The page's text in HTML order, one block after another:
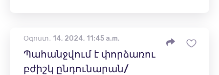
Օգոստ․ 14, 2024, 11:45 a.m.
Պահանջվում է փորձառու
բժիշկ ընդունարան/